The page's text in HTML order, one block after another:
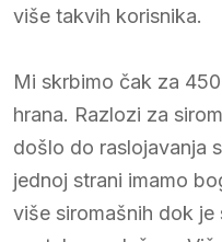
više takvih korisnika.
Mi skrbimo čak za
hrana. Razlozi za
došlo do raslojavanja
jednoj strani imamo
više siromašnih dok